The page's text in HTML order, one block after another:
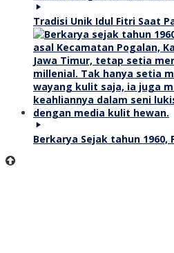
Tradisi Unik Idul Fitri Saat
Berkarya Sejak tahun